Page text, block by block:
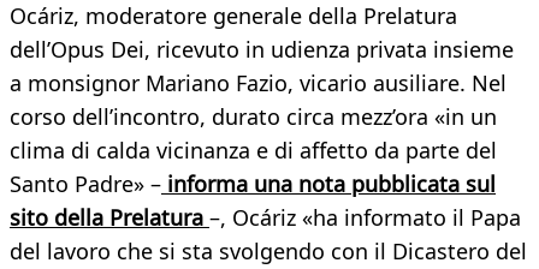
Ocáriz, moderatore generale della Prelatura
dell’Opus Dei, ricevuto in udienza privata insieme
a monsignor Mariano Fazio, vicario ausiliare. Nel
corso dell’incontro, durato circa mezz’ora «in un
clima di calda vicinanza e di affetto da parte del
Santo Padre» – informa una nota pubblicata sul
sito della Prelatura –, Ocáriz «ha informato il Papa
del lavoro che si sta svolgendo con il Dicastero del